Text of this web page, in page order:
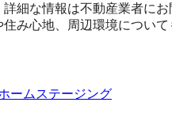
細な情報は不動産業者にお
み心地、周辺環境について
ームステージング